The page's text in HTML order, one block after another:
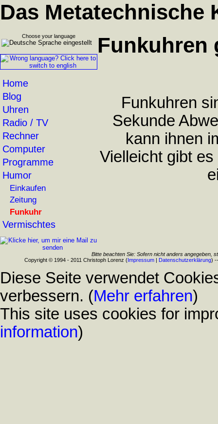
Das Metatechnische
Choose your language
Home
Blog
Uhren
Radio / TV
Rechner
Computer
Programme
Humor
Einkaufen
Zeitung
Funkuhr
Vermischtes
Funkuhren
Funkuhren
Sekunde
kann ihnen
Vielleicht gibt
Bitte beachten Sie: Sofern nicht anders angegeben,
Copyright © 1994 - 2011 Christoph Lorenz (Impressum| Datenschutzerklärung)
Diese Seite verwendet
verbessern. (Mehr erfahren)
This site uses cookies for
information)